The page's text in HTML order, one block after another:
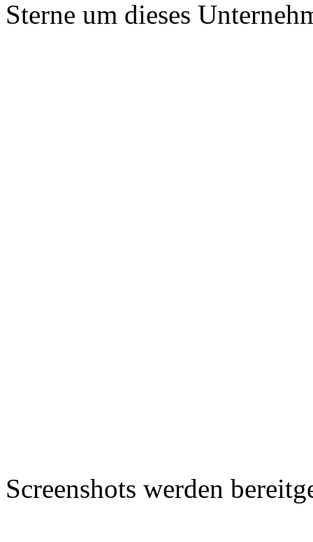
Sterne um dieses
Screenshots werden